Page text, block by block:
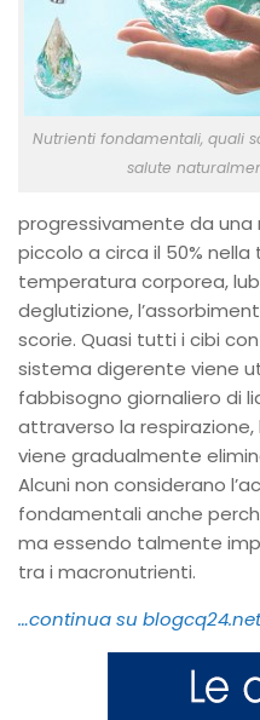
Nutrienti fondamentali, quali
salute
piccolo a circa il 50%
temperatura corporea,
deglutizione,
scorie. Quasi tutti i cibi
sistema digerente viene
fabbisogno giornaliero di
attraverso la respirazione,
viene gradualmente
Alcuni non considerano
fondamentali anche
ma essendo talmente
tra i macronutrienti.